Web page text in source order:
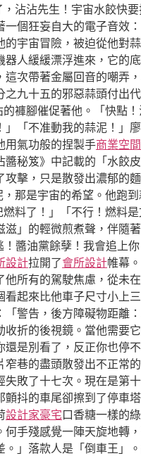
沾沾先生！宇宙水餃快
個狂妄自大的電子音效
宇宙冒險，被迫從他對
人緩緩漂浮進來，它的
次帶著金屬回音的嘲弄
九十五的邪惡蒜頭付出
褲腳催促著他。「快點
「不准動我的蒜泥！」
用氣功般的捏製手商業空
秘笈》中記載的「水餃
擊，只是散發出濃郁的
那是宇宙的希望。他跑
料了！」「不行！燃料
」的輕微煎煮聲，伴隨
醬油黨餘孽！我會追上
設計拉開了會所設計帷幕
所有的駕駛焦慮，從未
起來比他車子尺寸小上
警告，後方障礙物距離
折的後視鏡。當他需要
是別看了，反正你也停
巷的盡頭散發出不正常
敗了十七次。現在是第
抖的車尾卻擦到了停車
設計家豪宅口香糖一樣的
手殘感覺一陣天旋地轉
」落款人是「倒車王」